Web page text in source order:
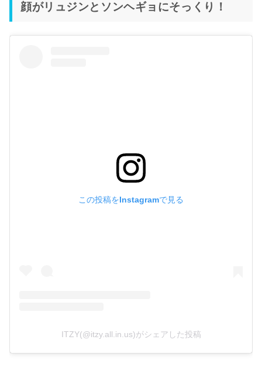
顔がリュジンとソンヘギョにそっくり！
この投稿をInstagramで見る
ITZY(@itzy.all.in.us)がシェアした投稿